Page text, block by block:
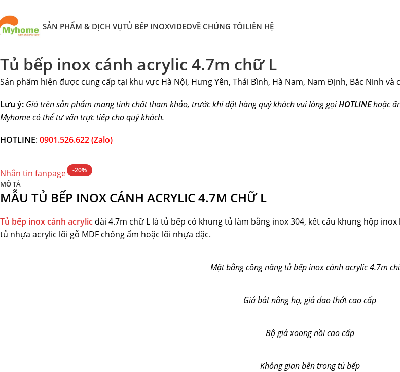
SẢN PHẨM & DỊCH VỤTỦ BẾP INOXVIDEOVỀ CHÚNG TÔILIÊN HỆ
Tủ bếp inox cánh acrylic 4.7m chữ L
Sản phẩm hiện được cung cấp tại khu vực Hà Nội, Hưng Yên, Thái Bình, Hà Nam, Nam Định, Bắc Ninh và
Lưu ý: Giá trên sản phẩm mang tính chất tham khảo, trước khi đặt hàng quý khách vui lòng gọiHOTLINEhoặc
Myhome có thể tư vấn trực tiếp cho quý khách.
HOTLINE: 0901.526.622 (Zalo)
-20%
Nhắn tin fanpage >>
MÔ TẢ
MẪU TỦ BẾP INOX CÁNH ACRYLIC 4.7M CHỮ L
Tủ bếp inox cánh acrylic dài 4.7m chữ L là tủ bếp có khung tủ làm bằng inox 304, kết cấu khung hộp
tủ nhựa acrylic lõi gỗ MDF chống ẩm hoặc lõi nhựa đặc.
Mặt bằng công năng tủ bếp inox cánh acrylic 4.7m
Giá bát nâng hạ, giá dao thớt cao cấp
Bộ giá xoong nồi cao cấp
Không gian bên trong tủ bếp